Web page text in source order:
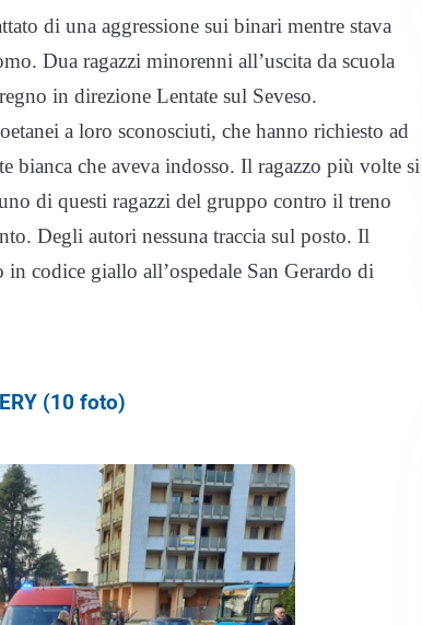
di una aggressione sui binari mentre stava
Dua ragazzi minorenni all’uscita da scuola
in direzione Lentate sul Seveso.
a loro sconosciuti, che hanno richiesto ad
bianca che aveva indosso. Il ragazzo più volte si
di questi ragazzi del gruppo contro il treno
Degli autori nessuna traccia sul posto. Il
in codice giallo all’ospedale San Gerardo di
(10 foto)